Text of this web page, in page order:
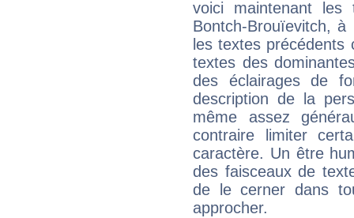
voici maintenant les
Bontch-Brouïevitch,
les textes précédents
textes des
des éclairages de
description de la
même assez
contraire limiter
caractère. Un être
des faisceaux de
de le cerner dans
approcher.